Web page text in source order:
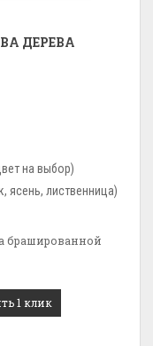
ДЕРЕВА
на выбор)
ясень, лиственница)
брашированной
1 клик